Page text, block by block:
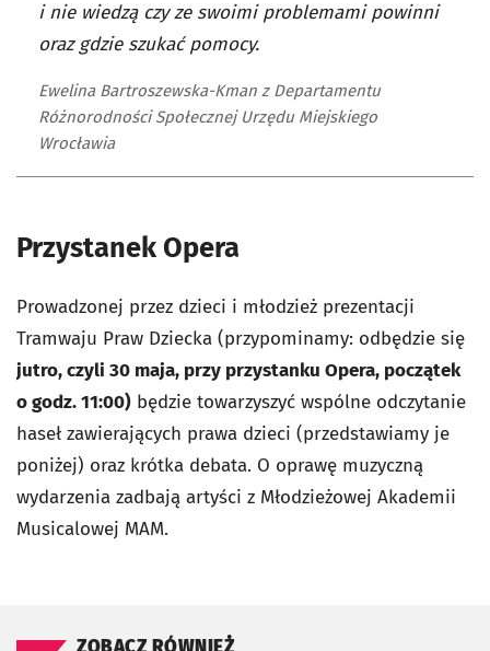
i nie wiedzą czy ze swoimi problemami powinni
oraz gdzie szukać pomocy.
Ewelina Bartroszewska-Kman z Departamentu
Różnorodności Społecznej Urzędu Miejskiego
Wrocławia
Przystanek Opera
Prowadzonej przez dzieci i młodzież prezentacji
Tramwaju Praw Dziecka (przypominamy: odbędzie się
jutro, czyli 30 maja, przy przystanku Opera, początek
o godz. 11:00) będzie towarzyszyć wspólne odczytanie
haseł zawierających prawa dzieci (przedstawiamy je
poniżej) oraz krótka debata. O oprawę muzyczną
wydarzenia zadbają artyści z Młodzieżowej Akademii
Musicalowej MAM.